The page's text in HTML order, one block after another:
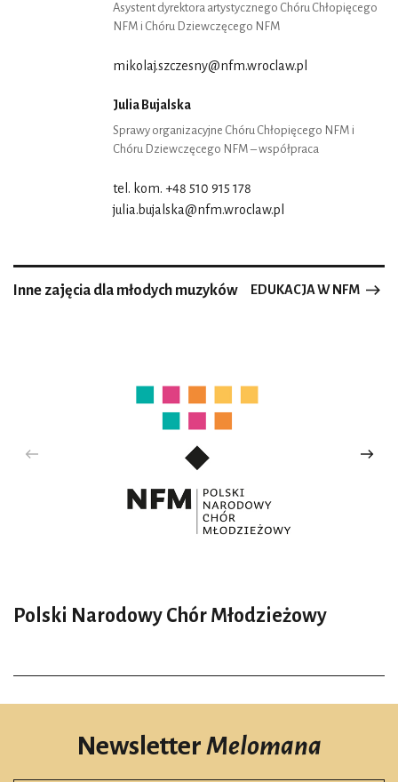
Asystent dyrektora artystycznego Chóru Chłopięcego
NFM i Chóru Dziewczęcego NFM
mikolaj.szczesny@nfm.wroclaw.pl
Julia Bujalska
Sprawy organizacyjne Chóru Chłopięcego NFM i
Chóru Dziewczęcego NFM – współpraca
tel. kom. +48 510 915 178
julia.bujalska@nfm.wroclaw.pl
Inne zajęcia dla młodych muzyków EDUKACJA W NFM
Polski Narodowy Chór Młodzieżowy
NewsletterMelomana